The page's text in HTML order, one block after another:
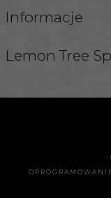
Informacje
Lemon Tree